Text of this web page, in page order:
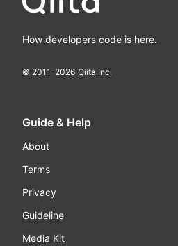
How developers code is here.
© 2011-2026 Qiita Inc.
Guide & Help
About
Terms
Privacy
Guideline
Media Kit